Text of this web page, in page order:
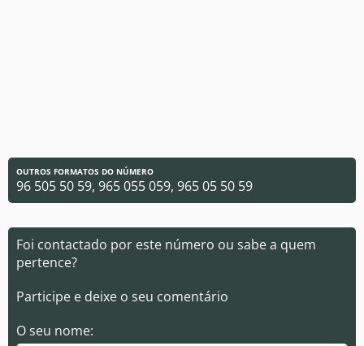
OUTROS FORMATOS DO NÚMERO
96 505 50 59, 965 055 059, 965 05 50 59
Foi contactado por este número ou sabe a quem
pertence?
Participe e deixe o seu comentário
O seu nome: